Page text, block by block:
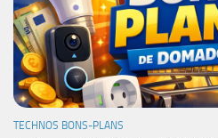
TECHNOS BONS-PLANS